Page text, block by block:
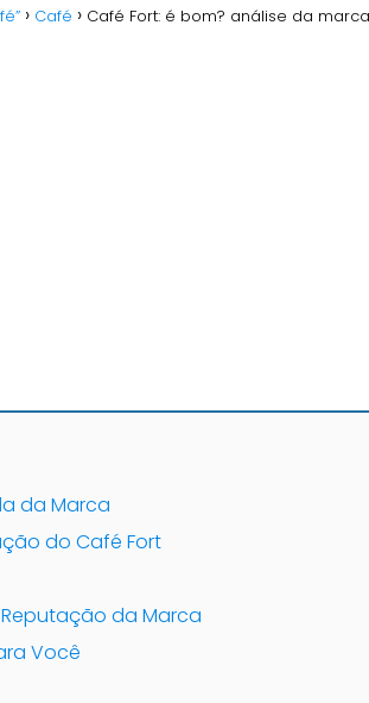
Café Café Fort: é bom? análise da marca
da Marca
do Café Fort
da Marca
Você